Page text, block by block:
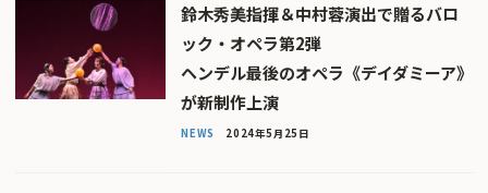
鈴木秀美指揮＆中村蓉演出で贈るバロ
ック・オペラ第2弾
ヘンデル最後のオペラ《デイダミーア》
が新制作上演
NEWS 2024年5月25日